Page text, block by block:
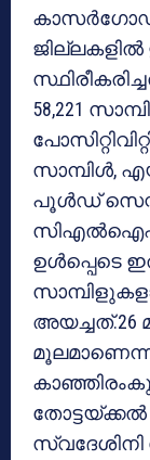
കാസര്‍ഗോഡ്
58,221
സാമ്പിള്‍,
പൂള്‍ഡ്
സിഎല്‍ഐഎ,
ഉള്‍പ്പെടെ
അയച്ചത്.26
മൂലമാണെന്ന്
തോട്ടയ്ക്കല്‍
സ്വദേശിനി